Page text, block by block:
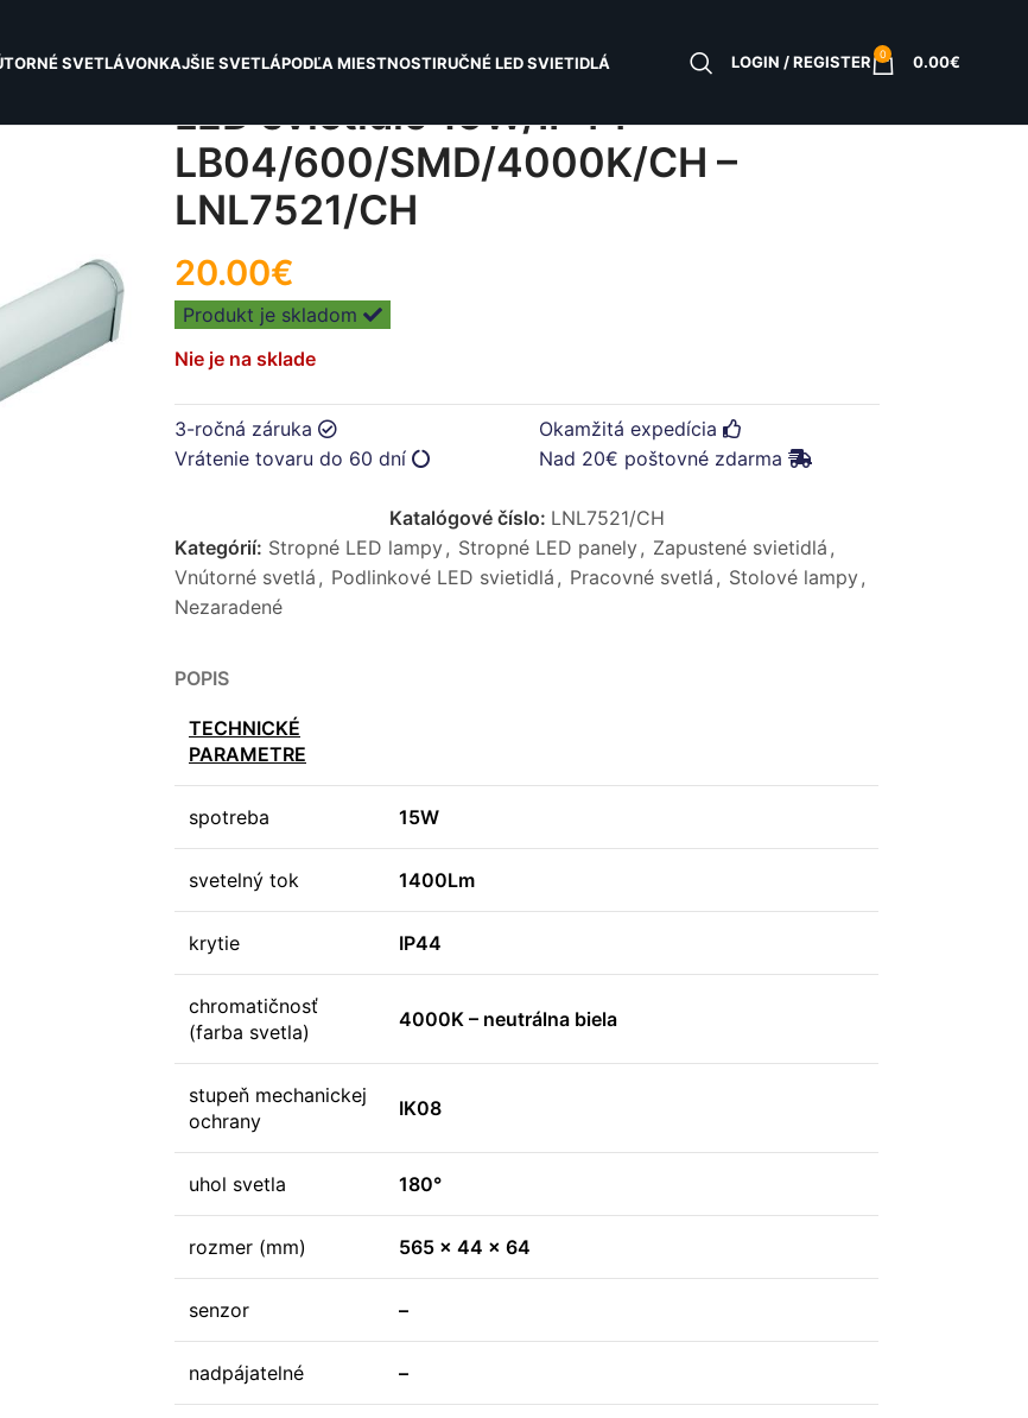
SVETLÁVONKAJŠIE SVETLÁPODĽA MIESTNOSTIRUČNÉ LED SVIETIDLÁ LOGIN / REGISTER 0 0.00€
LED svietidlo 15W/IP44
LB04/600/SMD/4000K/CH –
LNL7521/CH
20.00€
Produkt je skladom
Nie je na sklade
3-ročná záruka
Vrátenie tovaru do 60 dní
Okamžitá expedícia
Nad 20€ poštovné zdarma
Katalógové číslo: LNL7521/CH
Kategórií: Stropné LED lampy, Stropné LED panely, Zapustené svietidlá ,
Vnútorné svetlá , Podlinkové LED svietidlá , Pracovné svetlá , Stolové lampy,
Nezaradené
POPIS
TECHNICKÉ
PARAMETRE
spotreba 15W
svetelný tok 1400Lm
krytie IP44
chromatičnosť
(farba svetla)
4000K – neutrálna biela
stupeň mechanickej
ochrany
IK08
uhol svetla 180°
rozmer (mm) 565 x 44 x 64
senzor –
nadpájatelné –